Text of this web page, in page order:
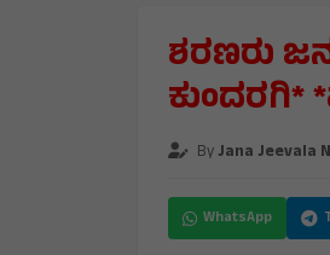
ಶರಣರು
ByJana Jeevala
WhatsApp